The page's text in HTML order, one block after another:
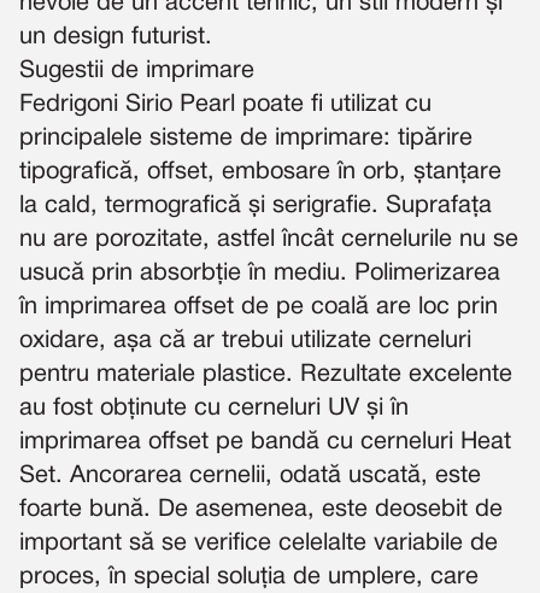
un design futurist.
Sugestii de imprimare
Fedrigoni Sirio Pearl poate fi utilizat cu
principalele sisteme de imprimare: tipărire
tipografică, offset, embosare în orb, ștanțare
la cald, termografică și serigrafie. Suprafața
nu are porozitate, astfel încât cernelurile nu se
usucă prin absorbție în mediu. Polimerizarea
în imprimarea offset de pe coală are loc prin
oxidare, așa că ar trebui utilizate cerneluri
pentru materiale plastice. Rezultate excelente
au fost obținute cu cerneluri UV și în
imprimarea offset pe bandă cu cerneluri Heat
Set. Ancorarea cernelii, odată uscată, este
foarte bună. De asemenea, este deosebit de
important să se verifice celelalte variabile de
proces, în special soluția de umplere, care